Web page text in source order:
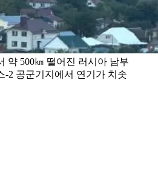
약 500㎞ 떨어진 러시아 남부
-2 공군기지에서 연기가 치솟